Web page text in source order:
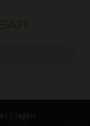
i lager!